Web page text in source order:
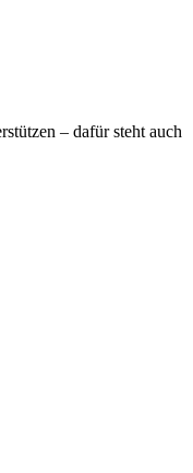
– dafür steht auch